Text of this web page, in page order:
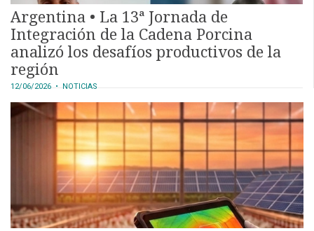
CONTÁCTENOS
AYUDA
TÉRMINOS
CONDICIONES
POLÍTICAS
DE
MAPA
SMARTPHONE
Argentina • La 13ª Jornada de
Integración de la Cadena Porcina
analizó los desafíos productivos de la
región
12/06/2026 • NOTICIAS